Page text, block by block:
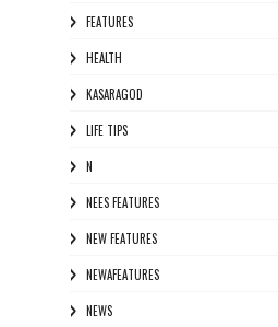
FEATURES
HEALTH
KASARAGOD
LIFE TIPS
N
NEES FEATURES
NEW FEATURES
NEWAFEATURES
NEWS